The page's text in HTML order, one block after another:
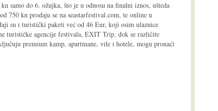
samo do 6. ožujka, što je u odnosu na finalni iznos, ušteda
750 kn prodaju se na seastarfestival.com, te online u
su i turistički paketi već od 46 Eur, koji osim ulaznice
turističke agencije festivala, EXIT Trip, dok se različite
premium kamp, apartmane, vile i hotele, mogu pronaći